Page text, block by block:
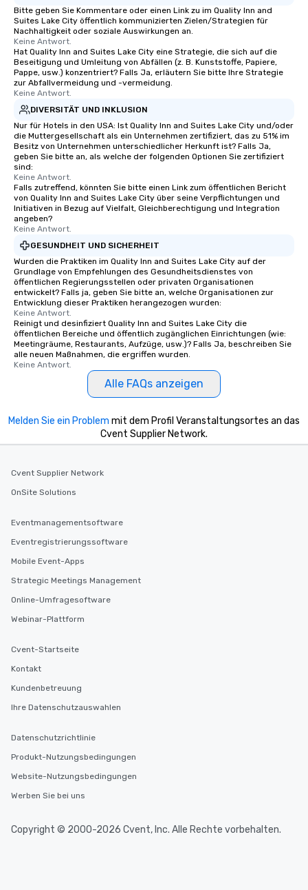
Bitte geben Sie Kommentare oder einen Link zu im Quality Inn and
Suites Lake City öffentlich kommunizierten Zielen/Strategien für
Nachhaltigkeit oder soziale Auswirkungen an.
Keine Antwort.
Hat Quality Inn and Suites Lake City eine Strategie, die sich auf die
Beseitigung und Umleitung von Abfällen (z. B. Kunststoffe, Papiere,
Pappe, usw.) konzentriert? Falls Ja, erläutern Sie bitte Ihre Strategie
zur Abfallvermeidung und -vermeidung.
Keine Antwort.
DIVERSITÄT UND INKLUSION
Nur für Hotels in den USA: Ist Quality Inn and Suites Lake City und/oder
die Muttergesellschaft als ein Unternehmen zertifiziert, das zu 51% im
Besitz von Unternehmen unterschiedlicher Herkunft ist? Falls Ja,
geben Sie bitte an, als welche der folgenden Optionen Sie zertifiziert
sind:
Keine Antwort.
Falls zutreffend, könnten Sie bitte einen Link zum öffentlichen Bericht
von Quality Inn and Suites Lake City über seine Verpflichtungen und
Initiativen in Bezug auf Vielfalt, Gleichberechtigung und Integration
angeben?
Keine Antwort.
GESUNDHEIT UND SICHERHEIT
Wurden die Praktiken im Quality Inn and Suites Lake City auf der
Grundlage von Empfehlungen des Gesundheitsdienstes von
öffentlichen Regierungsstellen oder privaten Organisationen
entwickelt? Falls ja, geben Sie bitte an, welche Organisationen zur
Entwicklung dieser Praktiken herangezogen wurden:
Keine Antwort.
Reinigt und desinfiziert Quality Inn and Suites Lake City die
öffentlichen Bereiche und öffentlich zugänglichen Einrichtungen (wie:
Meetingräume, Restaurants, Aufzüge, usw.)? Falls Ja, beschreiben Sie
alle neuen Maßnahmen, die ergriffen wurden.
Keine Antwort.
Alle FAQs anzeigen
Melden Sie ein Problem mit dem Profil Veranstaltungsortes an das
Cvent Supplier Network.
Cvent Supplier Network
OnSite Solutions
Eventmanagementsoftware
Eventregistrierungssoftware
Mobile Event-Apps
Strategic Meetings Management
Online-Umfragesoftware
Webinar-Plattform
Cvent-Startseite
Kontakt
Kundenbetreuung
Ihre Datenschutzauswahlen
Datenschutzrichtlinie
Produkt-Nutzungsbedingungen
Website-Nutzungsbedingungen
Werben Sie bei uns
Copyright © 2000-2026 Cvent, Inc. Alle Rechte vorbehalten.